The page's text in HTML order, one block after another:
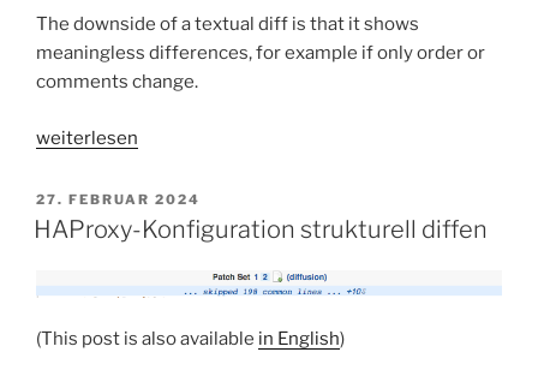
The downside of a textual diff is that it shows
meaningless differences, for example if only order or
comments change.
„Structural
for
HAProxy
weiterlesen
VERÖFFENTLICHT
AM
27. FEBRUAR 2024
HAProxy-Konfiguration strukturell diffen
(This post is also available in English)